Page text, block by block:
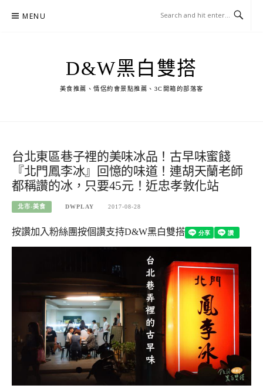
MENU
D&W黑白雙搭
美食推薦、情侶約會景點推薦、3C開箱的部落客
台北東區巷子裡的美味冰品！古早味蜜餞
『北門鳳李冰』回憶的味道！連胡天蘭老師
都稱讚的冰，只要45元！近忠孝敦化站
北市-美食 DWPLAY 2017-08-28
按讚加入粉絲團按個讚支持D&W黑白雙搭